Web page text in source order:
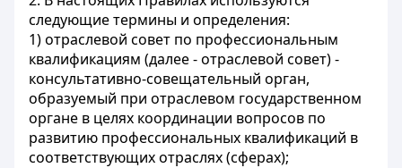
следующие термины и определения:
1) отраслевой совет по профессиональным
квалификациям (далее - отраслевой совет) -
консультативно-совещательный орган,
образуемый при отраслевом государственном
органе в целях координации вопросов по
развитию профессиональных квалификаций в
соответствующих отраслях (сферах);